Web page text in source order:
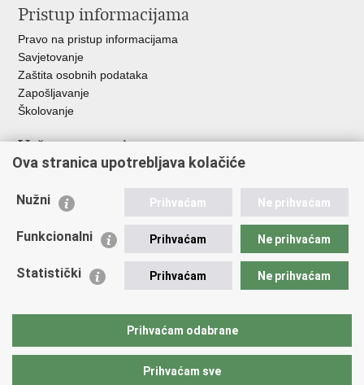
Pristup informacijama
Pravo na pristup informacijama
Savjetovanje
Zaštita osobnih podataka
Zapošljavanje
Školovanje
Važne poveznice
Ministarstvo unutarnjih poslova
Udruge
Policijska akademija
Zaklada policijske solidarnosti
Vučetić"
Ova stranica upotrebljava kolačiće
Nužni Prihvaćam Ne prihvaćam
Funkcionalni Prihvaćam Ne prihvaćam
Statistički Prihvaćam Ne prihvaćam
Prihvaćam odabrane
Prihvaćam sve